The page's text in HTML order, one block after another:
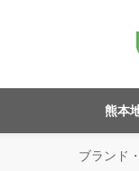
熊本
ブランド